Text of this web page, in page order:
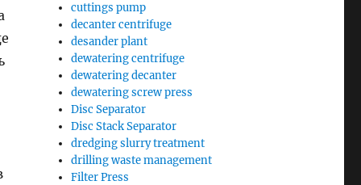
cuttings pump
decanter centrifuge
desander plant
dewatering centrifuge
dewatering decanter
dewatering screw press
Disc Separator
Disc Stack Separator
dredging slurry treatment
drilling waste management
Filter Press